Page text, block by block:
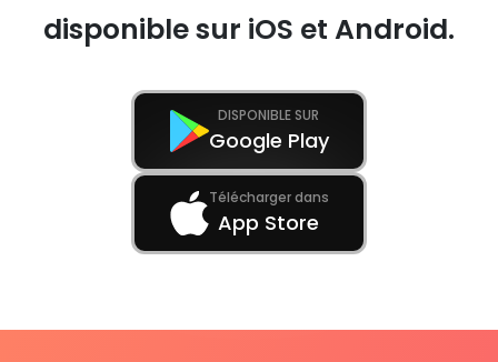
disponible sur iOS et Android.
DISPONIBLE SUR
Google Play
Télécharger dans
App Store